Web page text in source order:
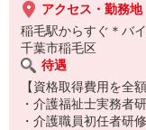
アクセス・勤務地
稲毛駅からすぐ＊バ
千葉市稲毛区
待遇
【資格取得費用を全
・介護福祉士実務者
・介護職員初任者研修